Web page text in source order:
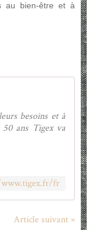
au bien-être et à
besoins et à
50 ans Tigex va
fr
Article suivant »